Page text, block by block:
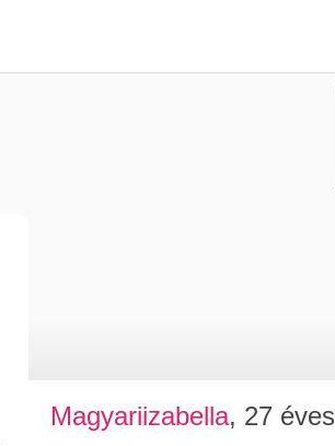
Magyariizabella, 27 éves